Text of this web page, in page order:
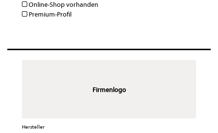
Online-Shop vorhanden
Premium-Profil
Firmenlogo
Hersteller